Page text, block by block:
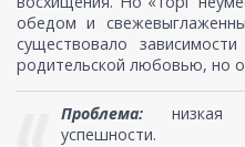
обедом и
существовало
родительской любовью, но
Проблема: низкая
успешности.